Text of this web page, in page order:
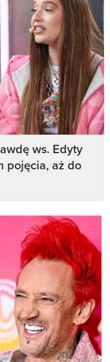
ws. Edyty
pojęcia, aż do